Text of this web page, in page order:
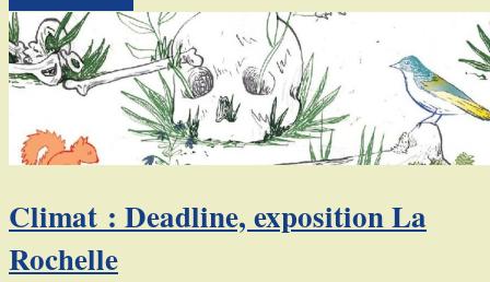
Climat : Deadline, exposition La
Rochelle